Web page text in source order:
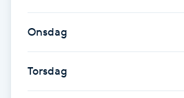
Hudvård
Hyaluronsyra
Onsdag
Torsdag